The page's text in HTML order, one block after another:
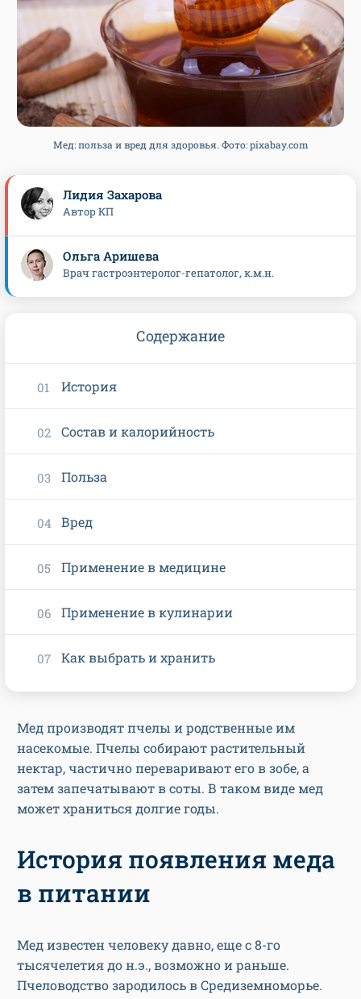
Мед: польза и вред для здоровья. Фото: pixabay.com
Мед производят пчелы и родственные им
насекомые. Пчелы собирают растительный
нектар, частично переваривают его в зобе, а
затем запечатывают в соты. В таком виде мед
может храниться долгие годы.
История появления меда
в питании
Мед известен человеку давно, еще с 8-го
тысячелетия до н.э., возможно и раньше.
Пчеловодство зародилось в Средиземноморье.
Лидия Захарова
Автор КП
Ольга Аришева
Врач гастроэнтеролог-гепатолог, к.м.н.
Содержание
История
Состав и калорийность
Польза
Вред
Применение в медицине
Применение в кулинарии
Как выбрать и хранить